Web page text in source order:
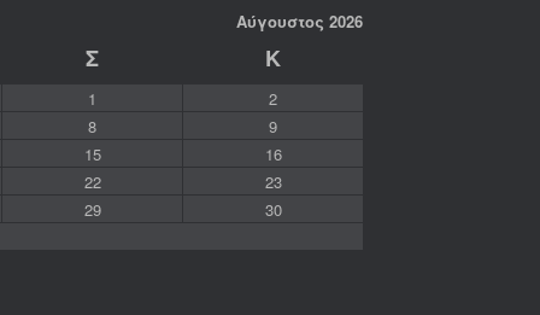
Αύγουστος 2026
Σ Κ
1
2
8
9
15
16
22
23
29
30